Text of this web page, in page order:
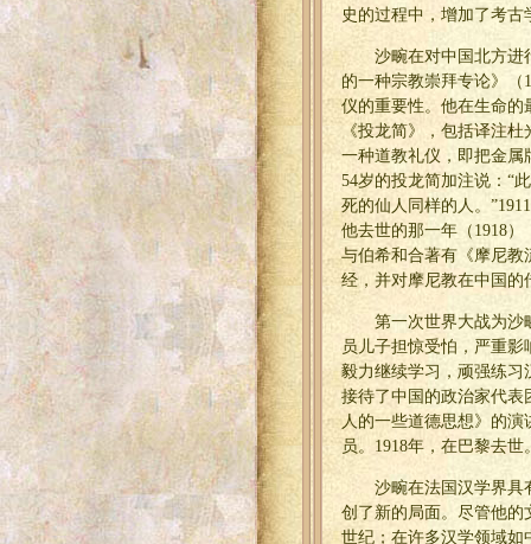
史的过程中，增加了考
沙畹在对中国北方进
的一种宗教崇拜专论》（
仪的重要性。他在生命的
《投龙简》，包括译注
一种道教礼仪，即把金属
54岁的投龙简加注说：“
死的仙人同样的人。
他去世的那一年（1918
与伯希和合著有《摩尼教
经，并对摩尼教在中国的
第一次世界大战为沙
员儿子担惊受怕，严重
毅力继续学习，顽强练习
接待了中国的政治家代表
人的一些道德思想》的
员。1918年，在巴黎去
沙畹在法国汉学界具
创了新的局面。尽管他的
世纪；在许多汉学领域如